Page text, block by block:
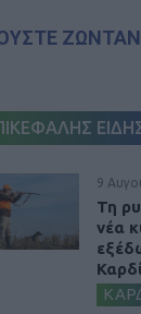
9
Τη
νέα